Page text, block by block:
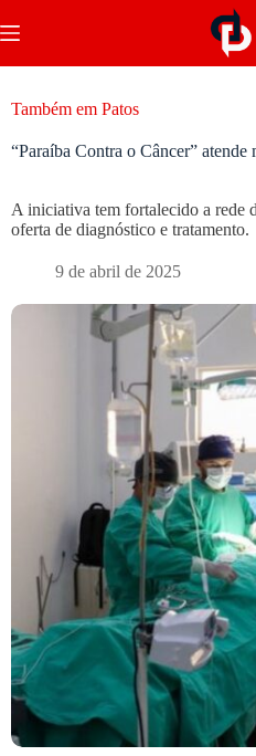
Também em Patos
“Paraíba Contra o Câncer” atende
A iniciativa tem fortalecido a rede
oferta de diagnóstico e tratamento.
9 de abril de 2025